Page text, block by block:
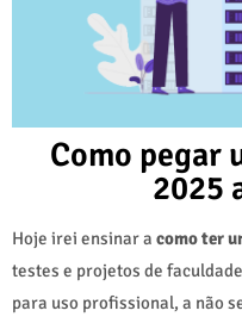
Como pegar
2025
Hoje irei ensinar a como ter
testes e projetos de
para uso profissional, a não